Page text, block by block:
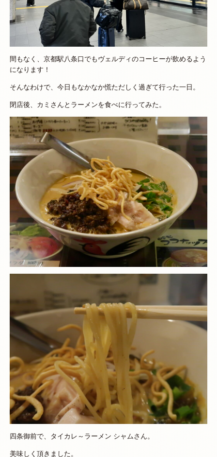
間もなく、京都駅八条口でもヴェルディのコーヒーが飲めるよう
になります！
そんなわけで、今日もなかなか慌ただしく過ぎて行った一日。
閉店後、カミさんとラーメンを食べに行ってみた。
四条御前で、タイカレ～ラーメン シャムさん。
美味しく頂きました。